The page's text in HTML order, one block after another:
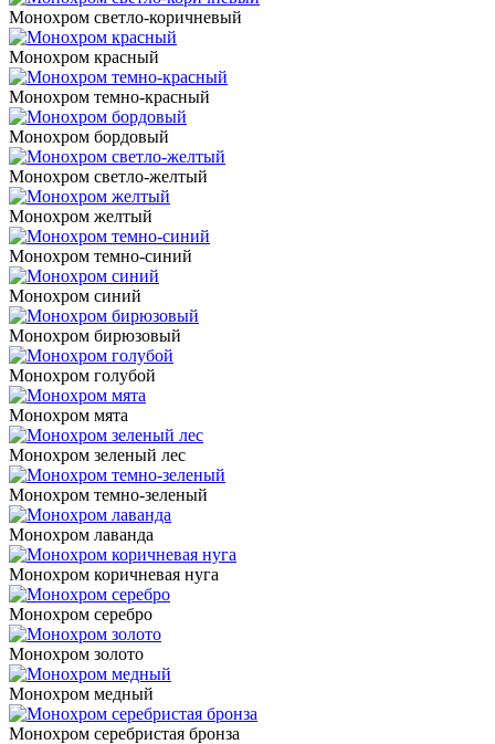
Монохром светло-коричневый
Монохром красный
Монохром темно-красный
Монохром бордовый
Монохром светло-желтый
Монохром желтый
Монохром темно-синий
Монохром синий
Монохром бирюзовый
Монохром голубой
Монохром мята
Монохром зеленый лес
Монохром темно-зеленый
Монохром лаванда
Монохром коричневая нуга
Монохром серебро
Монохром золото
Монохром медный
Монохром серебристая бронза